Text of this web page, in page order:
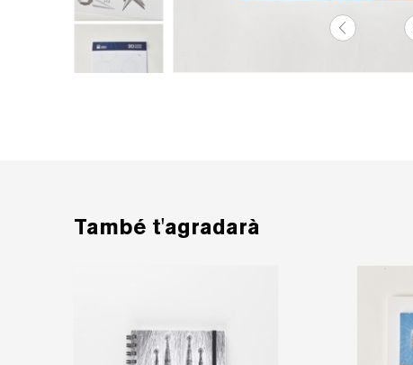
També t'agradarà